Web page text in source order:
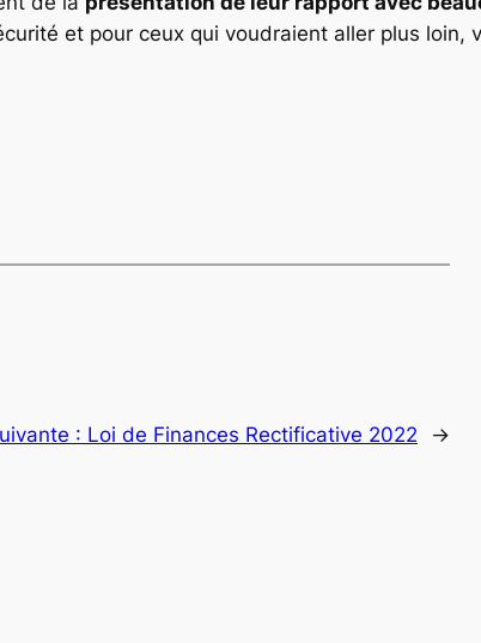
et pour ceux qui voudraient aller plus loin,
: Loi de Finances Rectificative 2022 →